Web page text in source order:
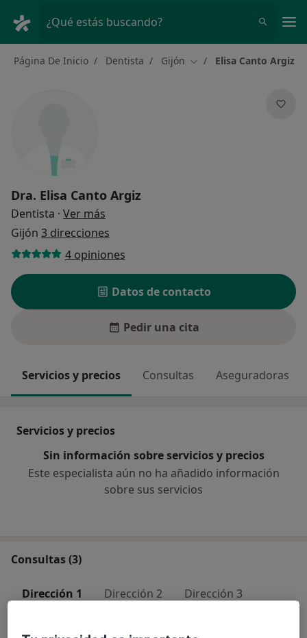
¿Qué estás buscando?
Página De Inicio Dentista Gijón Cambiar de ciudad
Elisa Canto Argiz
Dra. Elisa Canto Argiz
Dentista · Ver más
Gijón 3 direcciones
4 opiniones
Datos de contacto
Pedir una cita
Servicios y precios Consultas Aseguradoras
Servicios y precios
Sin información sobre servicios y precios
Este especialista aún no ha añadido información
sobre sus servicios
Consultas (3)
Dirección 1 Dirección 2 Dirección 3